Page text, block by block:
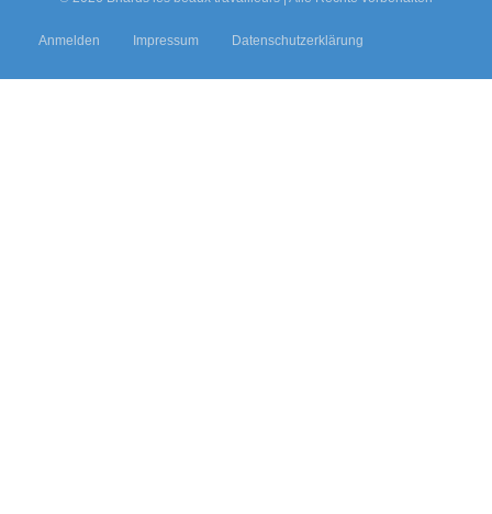
Anmelden Impressum Datenschutzerklärung